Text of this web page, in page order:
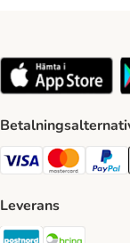
VISA Payment Method
MastercardPaypal
Leverans
Postnord